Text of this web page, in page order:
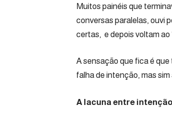
Muitos painéis que
conversas paralelas, ouvi
certas, e depois voltam ao
A sensação que fica é
falha de intenção, mas
A lacuna entre